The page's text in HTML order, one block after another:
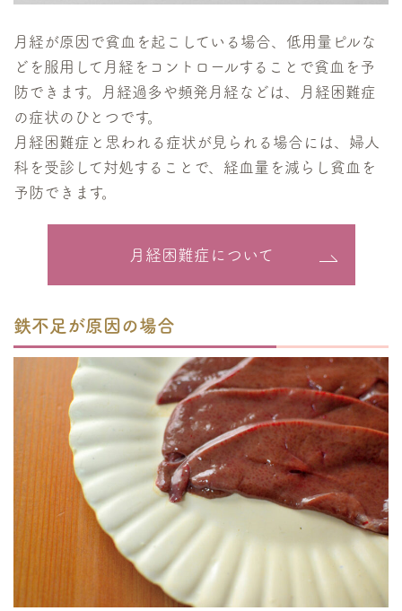
月経が原因で貧血を起こしている場合、低用量ピルな
どを服用して月経をコントロールすることで貧血を予
防できます。月経過多や頻発月経などは、月経困難症
の症状のひとつです。
月経困難症と思われる症状が見られる場合には、婦人
科を受診して対処することで、経血量を減らし貧血を
予防できます。
月経困難症について
鉄不足が原因の場合